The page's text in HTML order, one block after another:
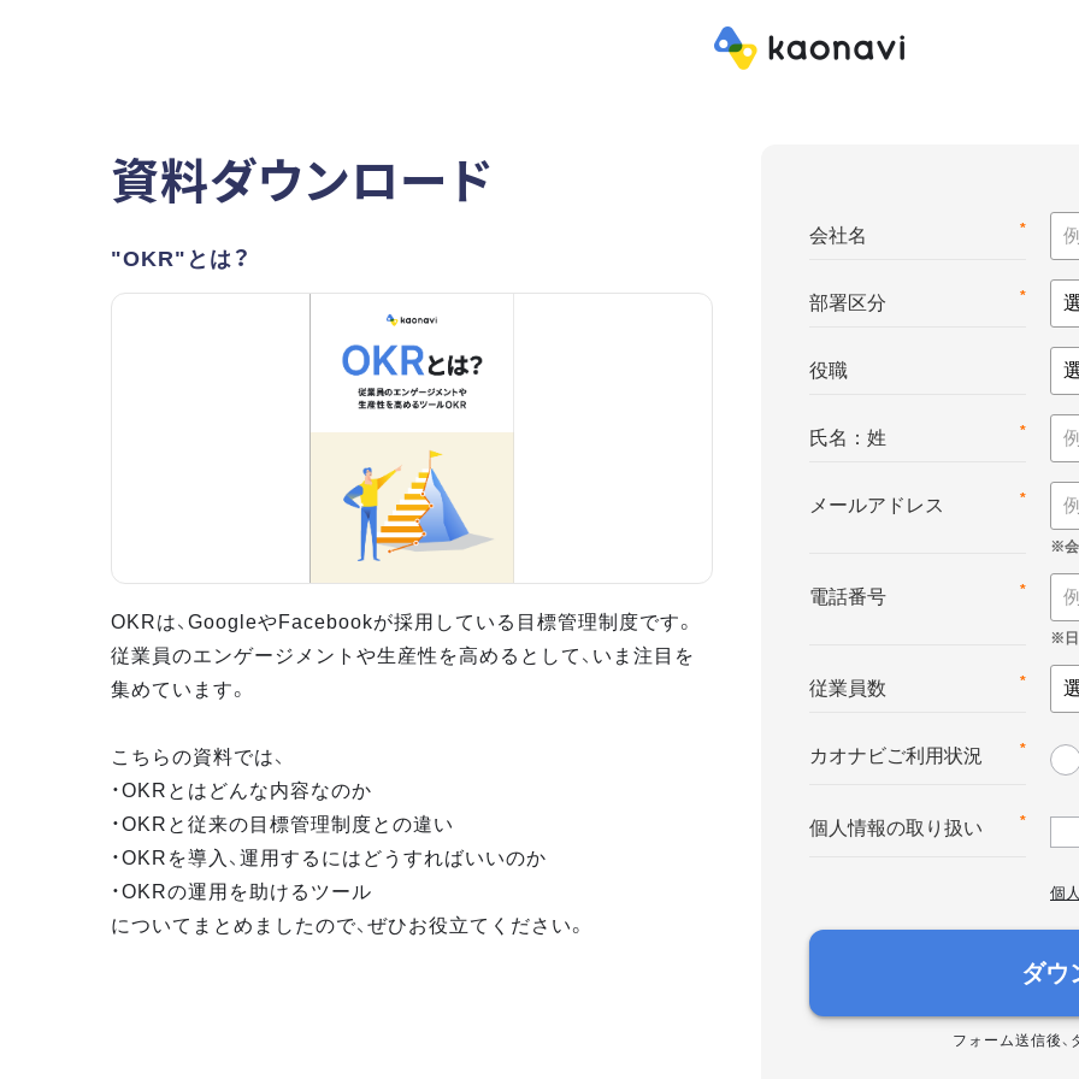
資料ダウンロード
"OKR"とは？
OKRは、GoogleやFacebookが採用している目標管理制度です。
従業員のエンゲージメントや生産性を高めるとして、いま注目を
集めています。
こちらの資料では、
・OKRとはどんな内容なのか
・OKRと従来の目標管理制度との違い
・OKRを導入、運用するにはどうすればいいのか
・OKRの運用を助けるツール
についてまとめましたので、ぜひお役立てください。
*
会社名
*
部署区分
役職
*
氏名：姓
*
メールアドレス
*
電話番号
*
従業員数
*
カオナビご利用状況
*
個人情報の取り扱い
個
ダウ
フォーム送信後